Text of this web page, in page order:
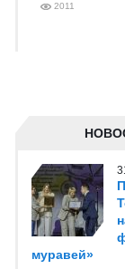
2011
муравей»